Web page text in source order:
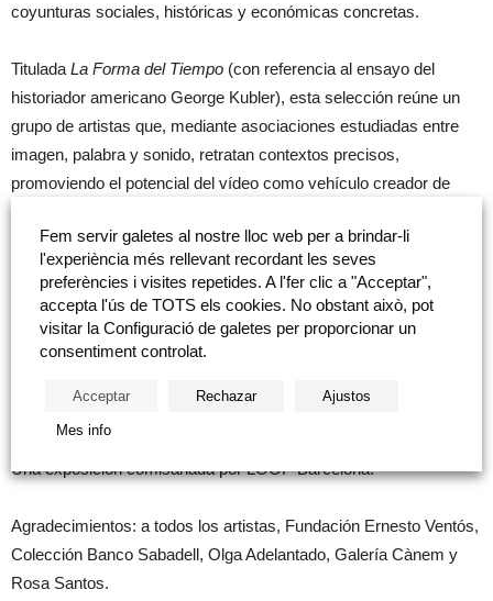
coyunturas sociales, históricas y económicas concretas.
Titulada La Forma del Tiempo (con referencia al ensayo del
historiador americano George Kubler), esta selección reúne un
grupo de artistas que, mediante asociaciones estudiadas entre
imagen, palabra y sonido, retratan contextos precisos,
promoviendo el potencial del vídeo como vehículo creador de
Pensando en la etimología latina de la palabra “video” (yo veo),
las piezas que conforman esta propuesta quieren destacar la
validez del videoarte como vehículo para capturar, retratar e
imaginar la realidad. Leer el mundo a través del video significa
Una exposición comisariada por LOOP Barcelona.
Agradecimientos: a todos los artistas, Fundación Ernesto Ventós,
Colección Banco Sabadell, Olga Adelantado, Galería Cànem y
Rosa Santos.
Fem servir galetes al nostre lloc web per a brindar-li
l'experiència més rellevant recordant les seves
preferències i visites repetides. A l'fer clic a "Acceptar",
accepta l'ús de TOTS els cookies. No obstant això, pot
visitar la Configuració de galetes per proporcionar un
consentiment controlat.
Acceptar Rechazar Ajustos
Mes info